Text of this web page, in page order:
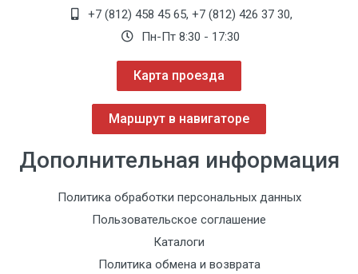
+7 (812) 458 45 65, +7 (812) 426 37 30,
Пн-Пт 8:30 - 17:30
Карта проезда
Маршрут в навигаторе
Дополнительная информация
Политика обработки персональных данных
Пользовательское соглашение
Каталоги
Политика обмена и возврата